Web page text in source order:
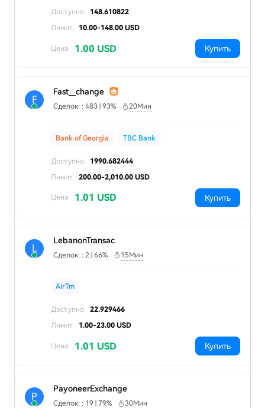
Доступно
148.610822
Лимит
10.00-148.00 USD
Цена 1.00 USD Купить
F
Fast__change
Сделок: : 483 | 93% 20Мин
Bank of Georgia TBC Bank
Доступно
1990.682444
Лимит
200.00-2,010.00 USD
Цена 1.01 USD Купить
L
LebanonTransac
Сделок: : 2 | 66% 15Мин
AirTm
Доступно
22.929466
Лимит
1.00-23.00 USD
Цена 1.01 USD Купить
P
PayoneerExchange
Сделок: : 19 | 79% 30Мин